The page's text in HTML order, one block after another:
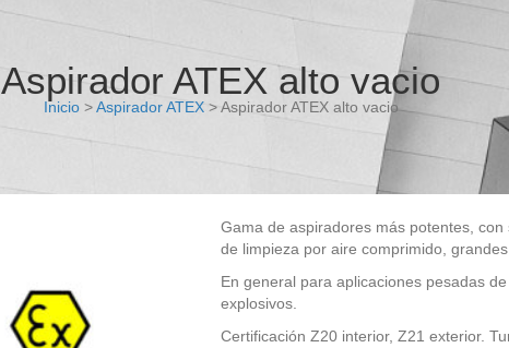
Aspirador ATEX alto vacio
Inicio>Aspirador ATEX> Aspirador ATEX alto vacio
Gama de aspiradores más potentes,
de limpieza por aire comprimido,
En general para aplicaciones pesadas
explosivos.
Certificación Z20 interior, Z21 exterior.